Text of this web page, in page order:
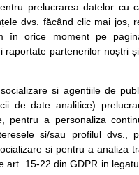
medicilor, sfaturile si orice alte
in urma investigatiilor si
pentru programare in sistemul
Termeni si conditii
Politica de
confidentialitate
Politica de cookie
Modifica Setarile Cookie
prelucrarea datelor cu
dvs. făcând clic mai jos,
în orice moment pe
raportate partenerilor noștri
si agentiile de
de date analitice)
pentru a personaliza
si/sau profilul dvs.,
si pentru a analiza
art. 15-22 din GDPR in